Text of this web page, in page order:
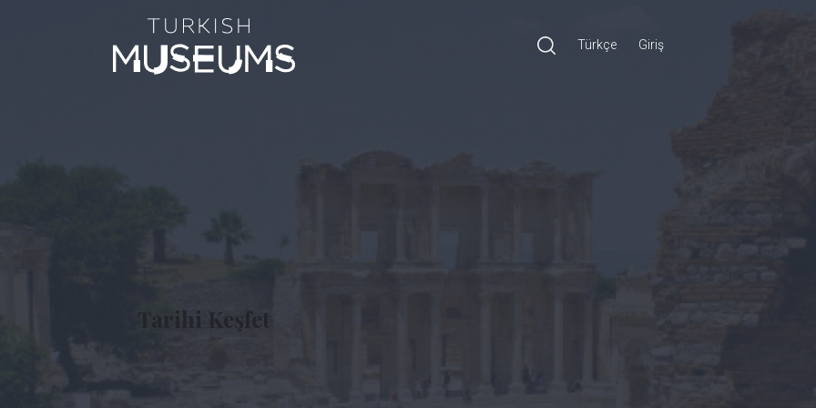
Tarihi Keşfet
Türkçe Giriş